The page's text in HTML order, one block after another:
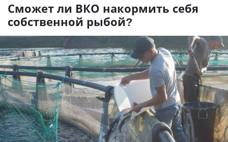
Сможет ли ВКО накормить себя
собственной рыбой?